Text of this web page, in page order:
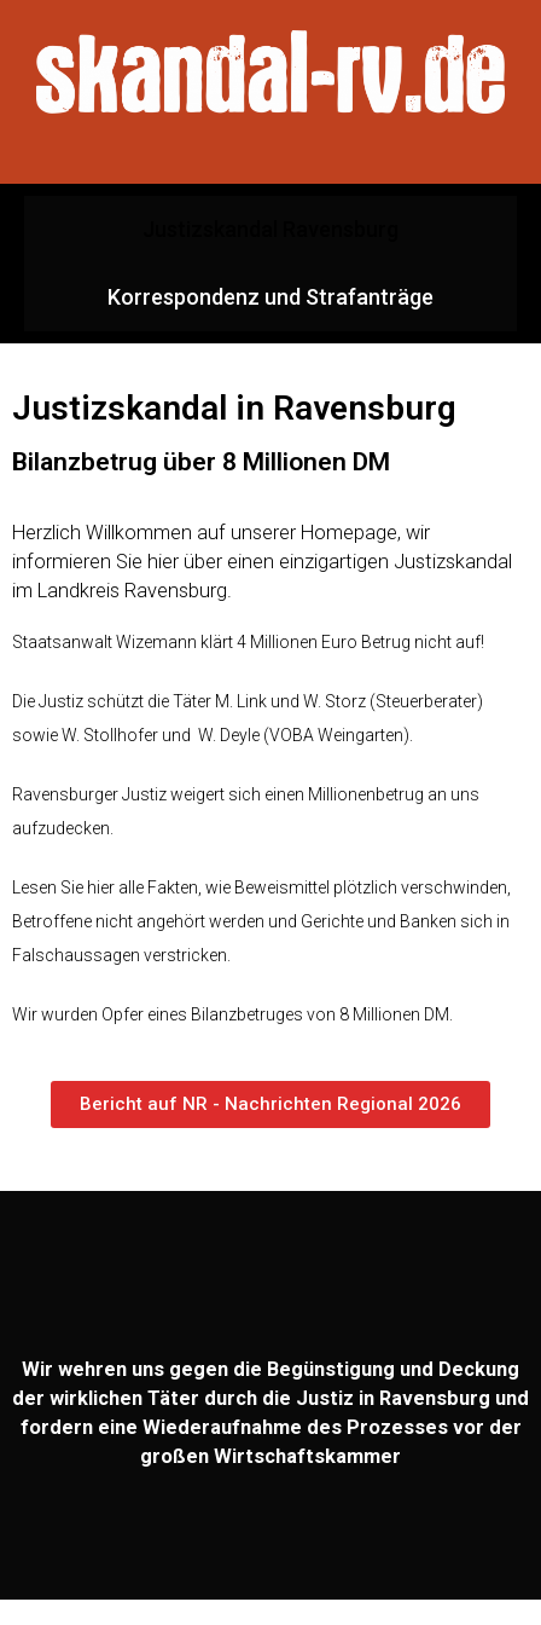
Korrespondenz und Strafanträge
Justizskandal in Ravensburg
Bilanzbetrug über 8 Millionen DM
Herzlich Willkommen auf unserer Homepage, wir
informieren Sie hier über einen einzigartigen Justizskandal
im Landkreis Ravensburg.
Staatsanwalt Wizemann klärt 4 Millionen Euro Betrug nicht auf!
Die Justiz schützt die Täter M. Link und W. Storz (Steuerberater)
sowie W. Stollhofer und W. Deyle (VOBA Weingarten).
Ravensburger Justiz weigert sich einen Millionenbetrug an uns
aufzudecken.
Lesen Sie hier alle Fakten, wie Beweismittel plötzlich verschwinden,
Betroffene nicht angehört werden und Gerichte und Banken sich in
Falschaussagen verstricken.
Wir wurden Opfer eines Bilanzbetruges von 8 Millionen DM.
Bericht auf NR - Nachrichten Regional 2026
Wir wehren uns gegen die Begünstigung und Deckung
der wirklichen Täter durch die Justiz in Ravensburg und
fordern eine Wiederaufnahme des Prozesses vor der
großen Wirtschaftskammer